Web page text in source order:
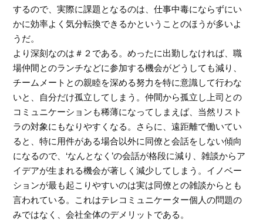
するので、実際に課題となるのは、仕事中毒にならずにい
かに効率よく気分転換できるかということのほうが多いよ
うだ。
より深刻なのは＃２である。めったに出勤しなければ、職
場仲間とのランチなどに参加する機会がどうしても減り、
チームメートとの親睦を深める努力を特に意識して行わな
いと、自分だけ孤立してしまう。仲間から孤立し上司との
コミュニケーションも稀薄になってしまえば、当然リスト
ラの対象にもなりやすくなる。さらに、遠距離で働いてい
ると、特に用件がある場合以外に同僚と会話をしない傾向
になるので、‘なんとなく’の会話が格段に減り、雑談からア
イデアが生まれる機会が著しく減少してしまう。イノベー
ションが最も起こりやすいのは実は同僚との雑談からとも
言われている。これはテレコミュニケーター個人の問題の
みではなく、会社全体のデメリットである。